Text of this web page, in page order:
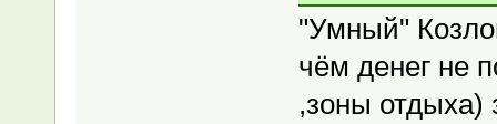
"Умный"
чём денег не
,зоны отдыха)